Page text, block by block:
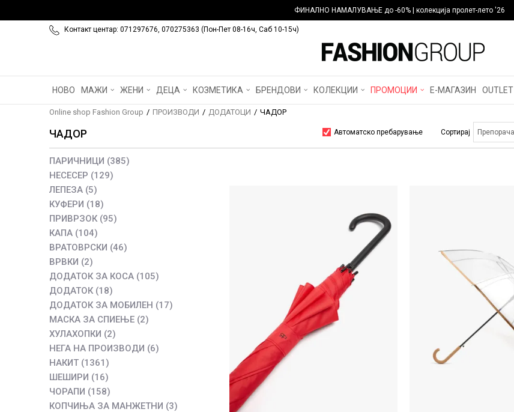
ФИНАЛНО НАМАЛУВАЊЕ до -60% | колекција пролет-лето '26
Контакт центар: 071297676, 070275363 (Пон-Пет 08-16ч, Саб 10-15ч)
НОВО МАЖИ ЖЕНИ ДЕЦА КОЗМЕТИКА БРЕНДОВИ КОЛЕКЦИИ ПРОМОЦИИ Е-МАГАЗИН OUTLET
Online shop Fashion Group ПРОИЗВОДИ ДОДАТОЦИ ЧАДОР
ЧАДОР Автоматско пребарување Сортирај
ПАРИЧНИЦИ (385)
НЕСЕСЕР (129)
ЛЕПЕЗА (5)
КУФЕРИ (18)
ПРИВРЗОК (95)
КАПА (104)
ВРАТОВРСКИ (46)
ВРВКИ (2)
ДОДАТОК ЗА КОСА (105)
ДОДАТОК (18)
ДОДАТОК ЗА МОБИЛЕН (17)
МАСКА ЗА СПИЕЊЕ (2)
ХУЛАХОПКИ (2)
НЕГА НА ПРОИЗВОДИ (6)
НАКИТ (1361)
ШЕШИРИ (16)
ЧОРАПИ (158)
КОПЧИЊА ЗА МАНЖЕТНИ (3)
Uporedi Uporedi